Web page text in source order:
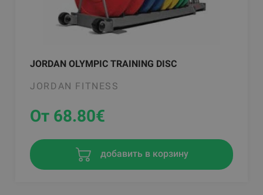
JORDAN OLYMPIC TRAINING DISC
JORDAN FITNESS
От 68.80€
добавить в корзину